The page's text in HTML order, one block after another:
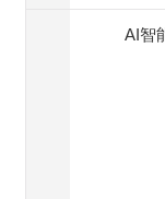
AI智